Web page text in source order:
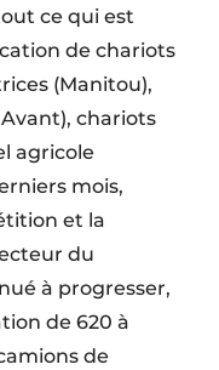
ce qui est
de chariots
(Manitou),
chariots
agricole
mois,
et la
du
à progresser,
de 620 à
de